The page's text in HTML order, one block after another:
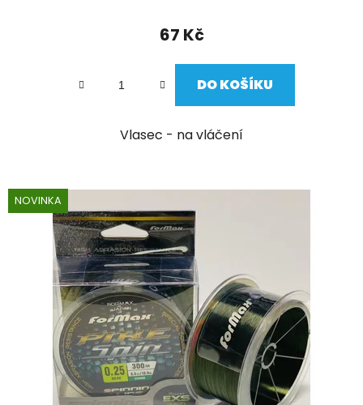
67 Kč
DO KOŠÍKU
Vlasec - na vláčení
NOVINKA